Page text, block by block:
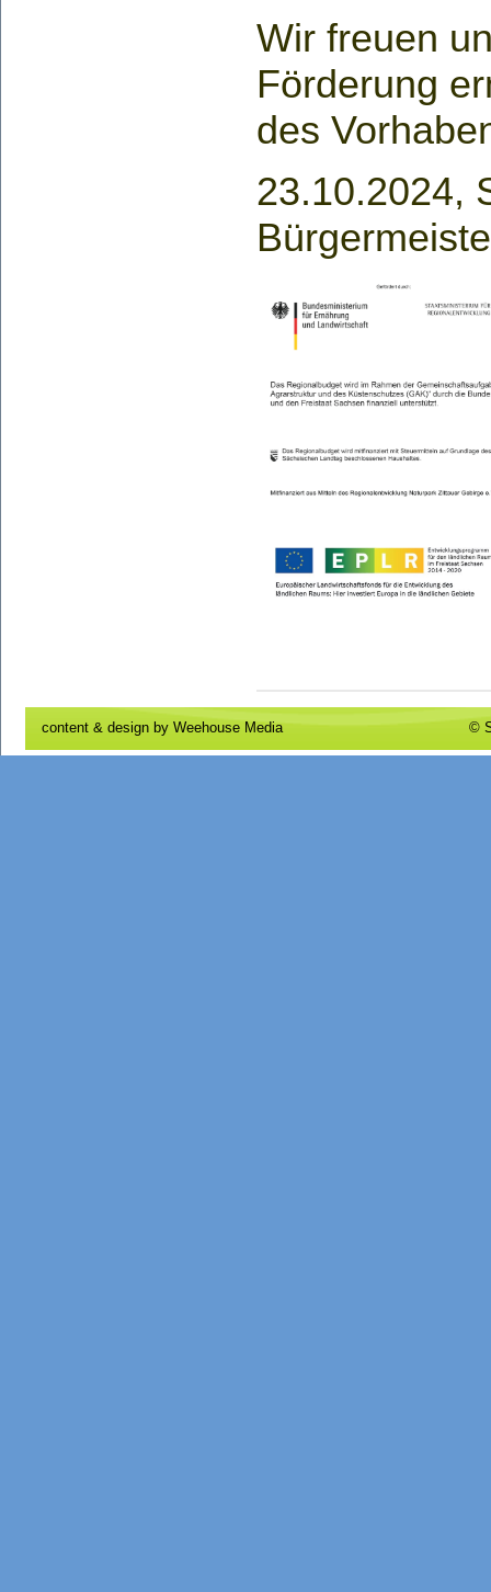
Wir freuen
Förderung
des
23.10.2024,
content & design by Weehouse Media ©